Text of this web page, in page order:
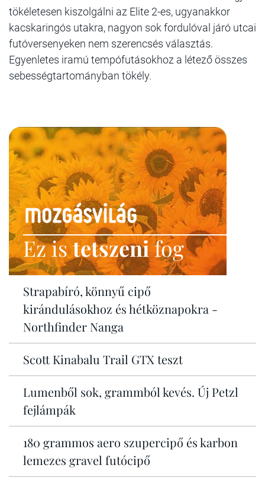
tökéletesen kiszolgálni az Elite 2-es, ugyanakkor
kacskaringós utakra, nagyon sok fordulóval járó utcai
futóversenyeken nem szerencsés választás.
Egyenletes iramú tempófutásokhoz a létező összes
sebességtartományban tökély.
Ez istetszenifog
Strapabíró, könnyű cipő
kirándulásokhoz és hétköznapokra -
Northfinder Nanga
Scott Kinabalu Trail GTX teszt
Lumenből sok, grammból kevés. Új Petzl
fejlámpák
180 grammos aero szupercipő és karbon
lemezes gravel futócipő